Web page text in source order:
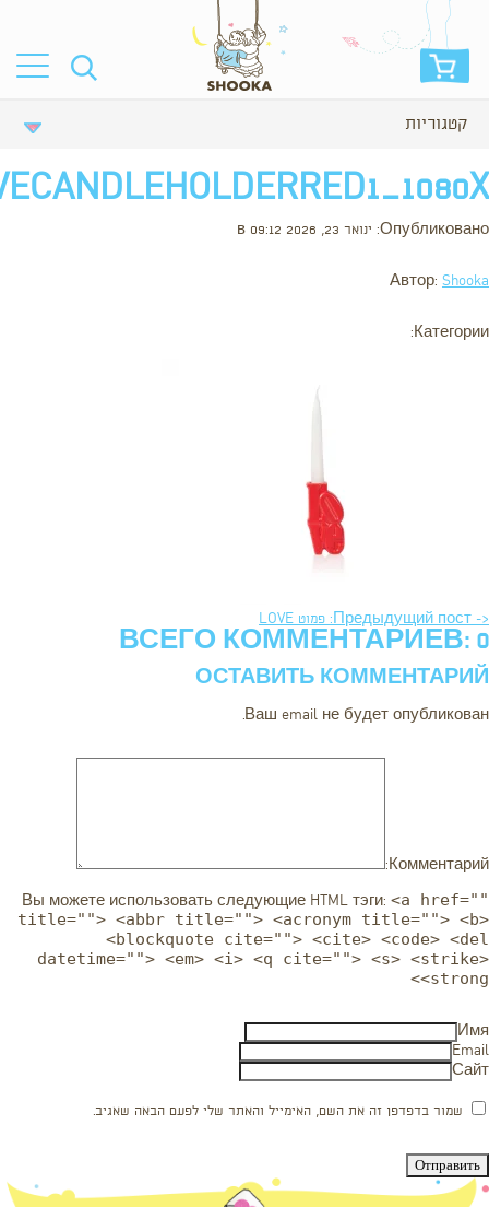
קטגוריות
Опубликовано: ינואר 23, 2026 в 09:12
Автор: Shooka
Категории:
<- Предыдущий пост: פמוט LOVE
ВСЕГО КОММЕНТАРИЕВ: 0
ОСТАВИТЬ КОММЕНТАРИЙ
Ваш email не будет опубликован.
Комментарий:
Вы можете использовать следующие HTML тэги: <a href=""
title=""> <abbr title=""> <acronym title=""> <b>
<blockquote cite=""> <cite> <code> <del
datetime=""> <em> <i> <q cite=""> <s> <strike>
<strong>
Имя
Email
Сайт
שמור בדפדפן זה את השם, האימייל והאתר שלי לפעם הבאה שאגיב.